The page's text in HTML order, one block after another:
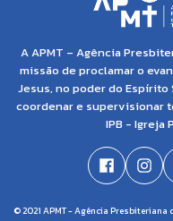
A APMT – Agência
missão de proclamar o
Jesus, no poder do Espírito
coordenar e supervisionar
IPB - Igreja
© 2021 APMT - Agência